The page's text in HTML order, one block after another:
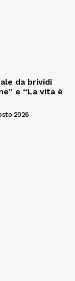
da brividi
e “La vita è
2026